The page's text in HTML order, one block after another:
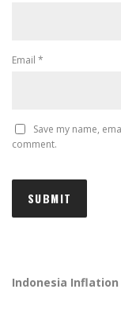
Email *
Save my name,
comment.
Indonesia Inflation